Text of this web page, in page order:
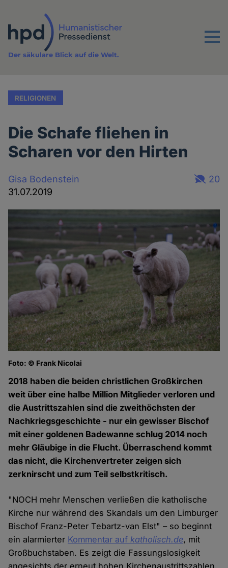
Inhalt
Menu
Der säkulare Blick auf die Welt.
RELIGIONEN
Die Schafe fliehen in
Scharen vor den Hirten
Gisa Bodenstein
31.07.2019
20
Foto: © Frank Nicolai
2018 haben die beiden christlichen Großkirchen
weit über eine halbe Million Mitglieder verloren und
die Austrittszahlen sind die zweithöchsten der
Nachkriegsgeschichte - nur ein gewisser Bischof
mit einer goldenen Badewanne schlug 2014 noch
mehr Gläubige in die Flucht. Überraschend kommt
das nicht, die Kirchenvertreter zeigen sich
zerknirscht und zum Teil selbstkritisch.
"NOCH mehr Menschen verließen die katholische
Kirche nur während des Skandals um den Limburger
Bischof Franz-Peter Tebartz-van Elst" – so beginnt
ein alarmierter Kommentar aufkatholisch.de, mit
Großbuchstaben. Es zeigt die Fassungslosigkeit